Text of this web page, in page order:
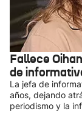
Fallece
de
La jefa de
años, dejando
periodismo y la